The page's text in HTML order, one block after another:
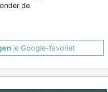
de
je Google-favoriet